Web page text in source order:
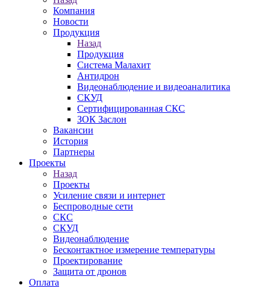
Компания
Новости
Продукция
Назад
Продукция
Система Малахит
Антидрон
Видеонаблюдение и видеоаналитика
СКУД
Сертифицированная СКС
ЗОК Заслон
Вакансии
История
Партнеры
Проекты
Назад
Проекты
Усиление связи и интернет
Беспроводные сети
СКС
СКУД
Видеонаблюдение
Бесконтактное измерение температуры
Проектирование
Защита от дронов
Оплата